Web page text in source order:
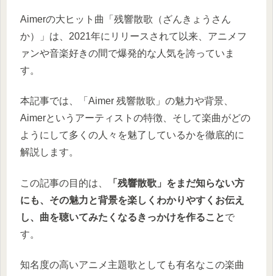
Aimerの大ヒット曲「残響散歌（ざんきょうさん
か）」は、2021年にリリースされて以来、アニメフ
ァンや音楽好きの間で爆発的な人気を誇っていま
す。
本記事では、「Aimer 残響散歌」の魅力や背景、
Aimerというアーティストの特徴、そして楽曲がどの
ようにして多くの人々を魅了しているかを徹底的に
解説します。
この記事の目的は、
「残響散歌」をまだ知らない方
にも、その魅力と背景を楽しくわかりやすくお伝え
し、曲を聴いてみたくなるきっかけを作ることで
す。
知名度の高いアニメ主題歌としても有名なこの楽曲